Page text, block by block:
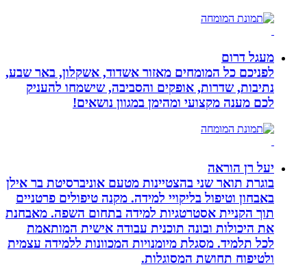
מעגל דרום
לפניכם כל המומחים מאזור אשדוד, אשקלון, באר שבע,
נתיבות, שדרות, אופקים והסביבה, שישמחו להעניק
לכם מענה מקצועי ומהימן במגוון נושאים!
יעל רן הוראה
בוגרת תואר שני בהצטיינות מטעם אוניברסיטת בר אילן
באבחון וטיפול בליקויי למידה. מקנה טיפולים פרטניים
תוך הקניית אסטרטגיות למידה בתחום השפה. מאבחנת
את היכולות ובונה תוכנית עבודה אישית המותאמת
לכל תלמיד. מסגלת מיומנויות המכוונות ללמידה עצמית
ולטיפוח תחושת המסוגלות.